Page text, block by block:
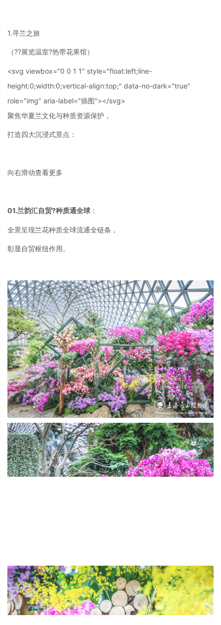
1.寻兰之旅
（??展览温室?热带花果馆）
<svg viewbox="0 0 1 1" style="float:left;line-
height:0;width:0;vertical-align:top;" data-no-dark="true"
role="img" aria-label="插图"></svg>
聚焦华夏兰文化与种质资源保护，
打造四大沉浸式景点：
向右滑动查看更多
01.兰韵汇自贸?种质通全球 ：
全景呈现兰花种质全球流通全链条，
彰显自贸枢纽作用。